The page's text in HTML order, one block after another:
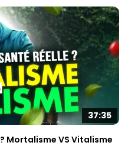
37:35
Mortalisme VS Vitalisme